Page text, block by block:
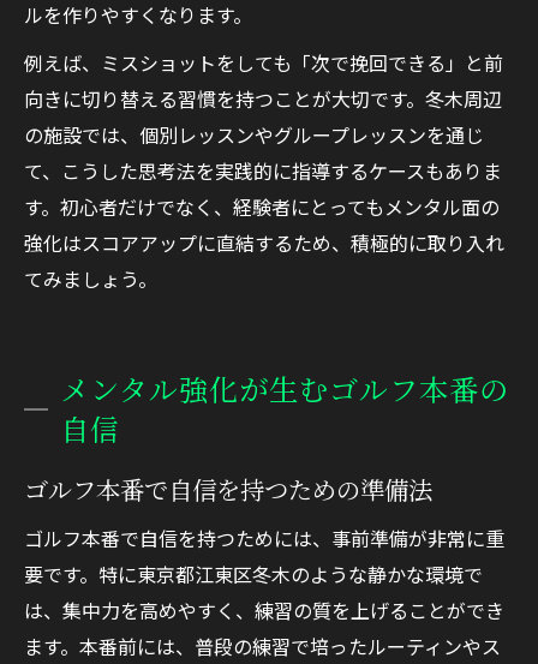
ルを作りやすくなります。
例えば、ミスショットをしても「次で挽回できる」と前
向きに切り替える習慣を持つことが大切です。冬木周辺
の施設では、個別レッスンやグループレッスンを通じ
て、こうした思考法を実践的に指導するケースもありま
す。初心者だけでなく、経験者にとってもメンタル面の
強化はスコアアップに直結するため、積極的に取り入れ
てみましょう。
メンタル強化が生むゴルフ本番の
自信
ゴルフ本番で自信を持つための準備法
ゴルフ本番で自信を持つためには、事前準備が非常に重
要です。特に東京都江東区冬木のような静かな環境で
は、集中力を高めやすく、練習の質を上げることができ
ます。本番前には、普段の練習で培ったルーティンやス